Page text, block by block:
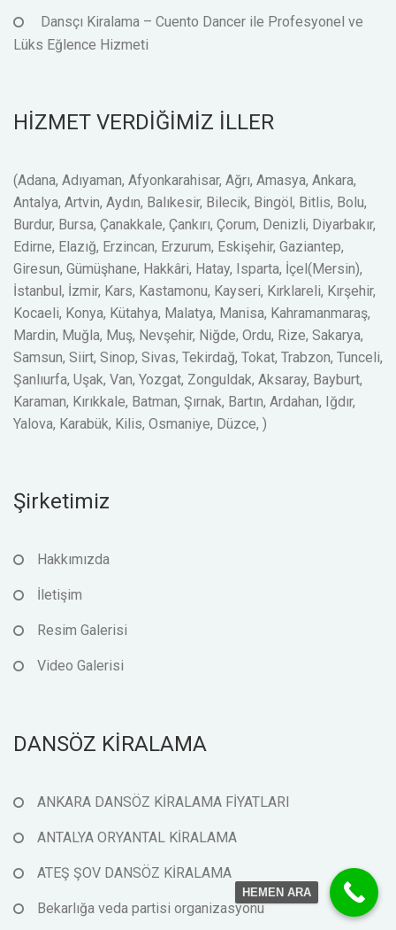
Dansçı Kiralama – Cuento Dancer ile Profesyonel ve
Lüks Eğlence Hizmeti
HİZMET VERDİĞİMİZ İLLER
(Adana, Adıyaman, Afyonkarahisar, Ağrı, Amasya, Ankara,
Antalya, Artvin, Aydın, Balıkesir, Bilecik, Bingöl, Bitlis, Bolu,
Burdur, Bursa, Çanakkale, Çankırı, Çorum, Denizli, Diyarbakır,
Edirne, Elazığ, Erzincan, Erzurum, Eskişehir, Gaziantep,
Giresun, Gümüşhane, Hakkâri, Hatay, Isparta, İçel(Mersin),
İstanbul, İzmir, Kars, Kastamonu, Kayseri, Kırklareli, Kırşehir,
Kocaeli, Konya, Kütahya, Malatya, Manisa, Kahramanmaraş,
Mardin, Muğla, Muş, Nevşehir, Niğde, Ordu, Rize, Sakarya,
Samsun, Siirt, Sinop, Sivas, Tekirdağ, Tokat, Trabzon, Tunceli,
Şanlıurfa, Uşak, Van, Yozgat, Zonguldak, Aksaray, Bayburt,
Karaman, Kırıkkale, Batman, Şırnak, Bartın, Ardahan, Iğdır,
Yalova, Karabük, Kilis, Osmaniye, Düzce, )
Şirketimiz
Hakkımızda
İletişim
Resim Galerisi
Video Galerisi
DANSÖZ KİRALAMA
ANKARA DANSÖZ KİRALAMA FİYATLARI
ANTALYA ORYANTAL KİRALAMA
ATEŞ ŞOV DANSÖZ KİRALAMA
Bekarlığa veda partisi organizasyonu
HEMEN ARA